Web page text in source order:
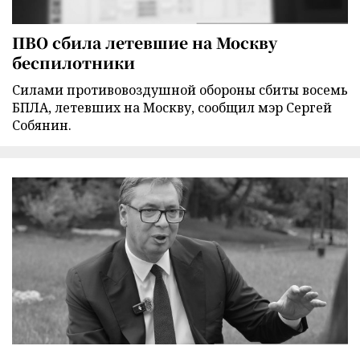
ПВО сбила летевшие на Москву
беспилотники
Силами противовоздушной обороны сбиты восемь
БПЛА, летевших на Москву, сообщил мэр Сергей
Собянин.